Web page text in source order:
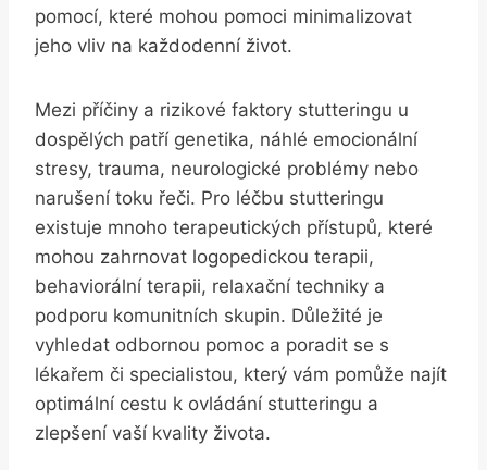
pomocí, které mohou pomoci minimalizovat
jeho vliv na každodenní život.
Mezi příčiny a rizikové faktory stutteringu u
dospělých patří genetika, náhlé emocionální
stresy, trauma, neurologické problémy nebo
narušení toku řeči. Pro léčbu stutteringu
existuje mnoho terapeutických přístupů, které
mohou zahrnovat logopedickou terapii,
behaviorální terapii, relaxační techniky a
podporu komunitních skupin. Důležité je
vyhledat odbornou pomoc a poradit se s
lékařem či specialistou, který vám pomůže najít
optimální cestu k ovládání stutteringu a
zlepšení vaší kvality života.